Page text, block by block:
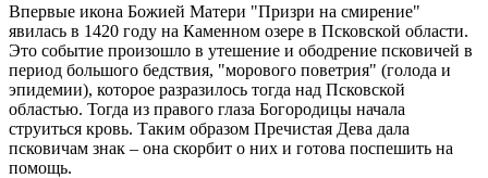
Впервые икона Божией Матери "Призри на смирение"
явилась в 1420 году на Каменном озере в Псковской области.
Это событие произошло в утешение и ободрение псковичей в
период большого бедствия, "морового поветрия" (голода и
эпидемии), которое разразилось тогда над Псковской
областью. Тогда из правого глаза Богородицы начала
струиться кровь. Таким образом Пречистая Дева дала
псковичам знак – она скорбит о них и готова поспешить на
помощь.